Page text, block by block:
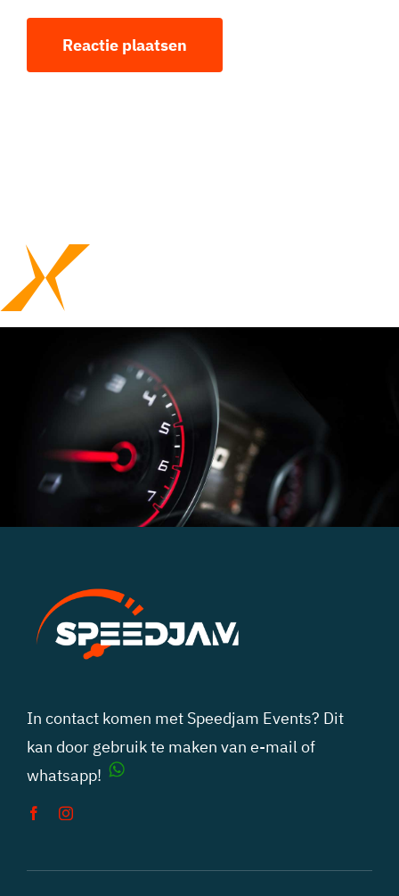
In contact komen met Speedjam Events? Dit
kan door gebruik te maken van e-mailof
whatsapp!